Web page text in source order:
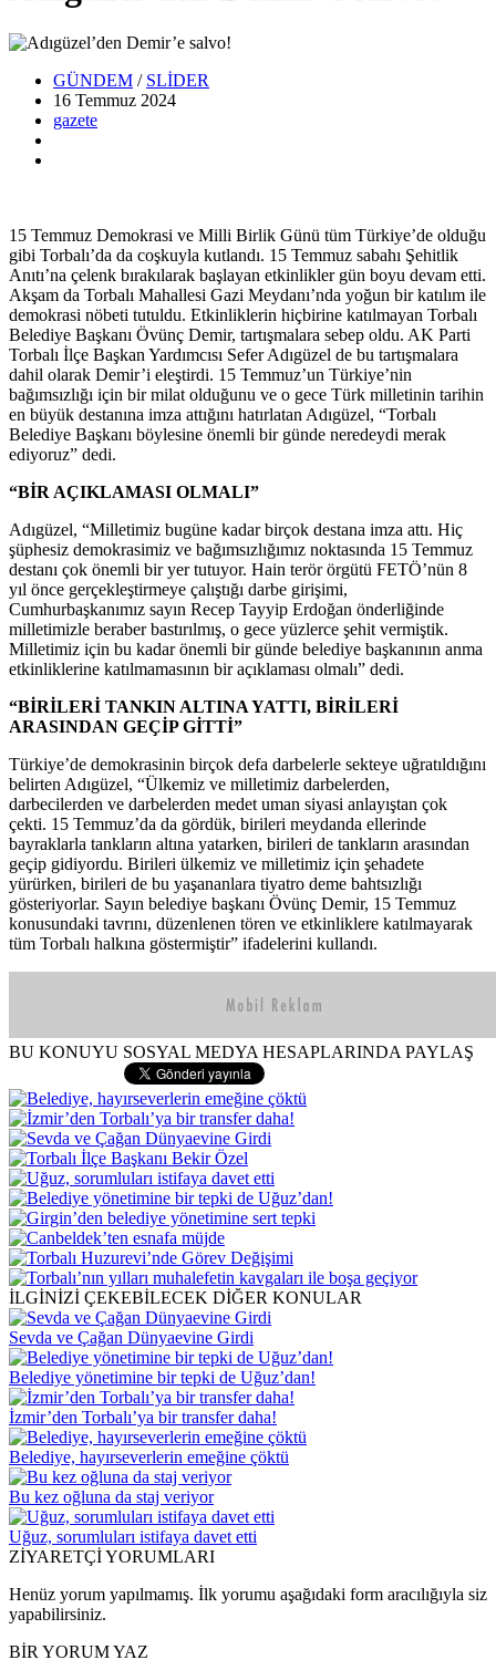
GÜNDEM / SLİDER
16 Temmuz 2024
gazete
15 Temmuz Demokrasi ve Milli Birlik Günü tüm Türkiye’de olduğu
gibi Torbalı’da da coşkuyla kutlandı. 15 Temmuz sabahı Şehitlik
Anıtı’na çelenk bırakılarak başlayan etkinlikler gün boyu devam etti.
Akşam da Torbalı Mahallesi Gazi Meydanı’nda yoğun bir katılım ile
demokrasi nöbeti tutuldu. Etkinliklerin hiçbirine katılmayan Torbalı
Belediye Başkanı Övünç Demir, tartışmalara sebep oldu. AK Parti
Torbalı İlçe Başkan Yardımcısı Sefer Adıgüzel de bu tartışmalara
dahil olarak Demir’i eleştirdi. 15 Temmuz’un Türkiye’nin
bağımsızlığı için bir milat olduğunu ve o gece Türk milletinin tarihin
en büyük destanına imza attığını hatırlatan Adıgüzel, “Torbalı
Belediye Başkanı böylesine önemli bir günde neredeydi merak
ediyoruz” dedi.
“BİR AÇIKLAMASI OLMALI”
Adıgüzel, “Milletimiz bugüne kadar birçok destana imza attı. Hiç
şüphesiz demokrasimiz ve bağımsızlığımız noktasında 15 Temmuz
destanı çok önemli bir yer tutuyor. Hain terör örgütü FETÖ’nün 8
yıl önce gerçekleştirmeye çalıştığı darbe girişimi,
Cumhurbaşkanımız sayın Recep Tayyip Erdoğan önderliğinde
milletimizle beraber bastırılmış, o gece yüzlerce şehit vermiştik.
Milletimiz için bu kadar önemli bir günde belediye başkanının anma
etkinliklerine katılmamasının bir açıklaması olmalı” dedi.
“BİRİLERİ TANKIN ALTINA YATTI, BİRİLERİ
ARASINDAN GEÇİP GİTTİ”
Türkiye’de demokrasinin birçok defa darbelerle sekteye uğratıldığını
belirten Adıgüzel, “Ülkemiz ve milletimiz darbelerden,
darbecilerden ve darbelerden medet uman siyasi anlayıştan çok
çekti. 15 Temmuz’da da gördük, birileri meydanda ellerinde
bayraklarla tankların altına yatarken, birileri de tankların arasından
geçip gidiyordu. Birileri ülkemiz ve milletimiz için şehadete
yürürken, birileri de bu yaşananlara tiyatro deme bahtsızlığı
gösteriyorlar. Sayın belediye başkanı Övünç Demir, 15 Temmuz
konusundaki tavrını, düzenlenen tören ve etkinliklere katılmayarak
tüm Torbalı halkına göstermiştir” ifadelerini kullandı.
BU KONUYU SOSYAL MEDYA HESAPLARINDA PAYLAŞ
İLGİNİZİ ÇEKEBİLECEK DİĞER KONULAR
Sevda ve Çağan Dünyaevine Girdi
Belediye yönetimine bir tepki de Uğuz’dan!
İzmir’den Torbalı’ya bir transfer daha!
Belediye, hayırseverlerin emeğine çöktü
Bu kez oğluna da staj veriyor
Uğuz, sorumluları istifaya davet etti
ZİYARETÇİ YORUMLARI
Henüz yorum yapılmamış. İlk yorumu aşağıdaki form aracılığıyla siz
yapabilirsiniz.
BİR YORUM YAZ